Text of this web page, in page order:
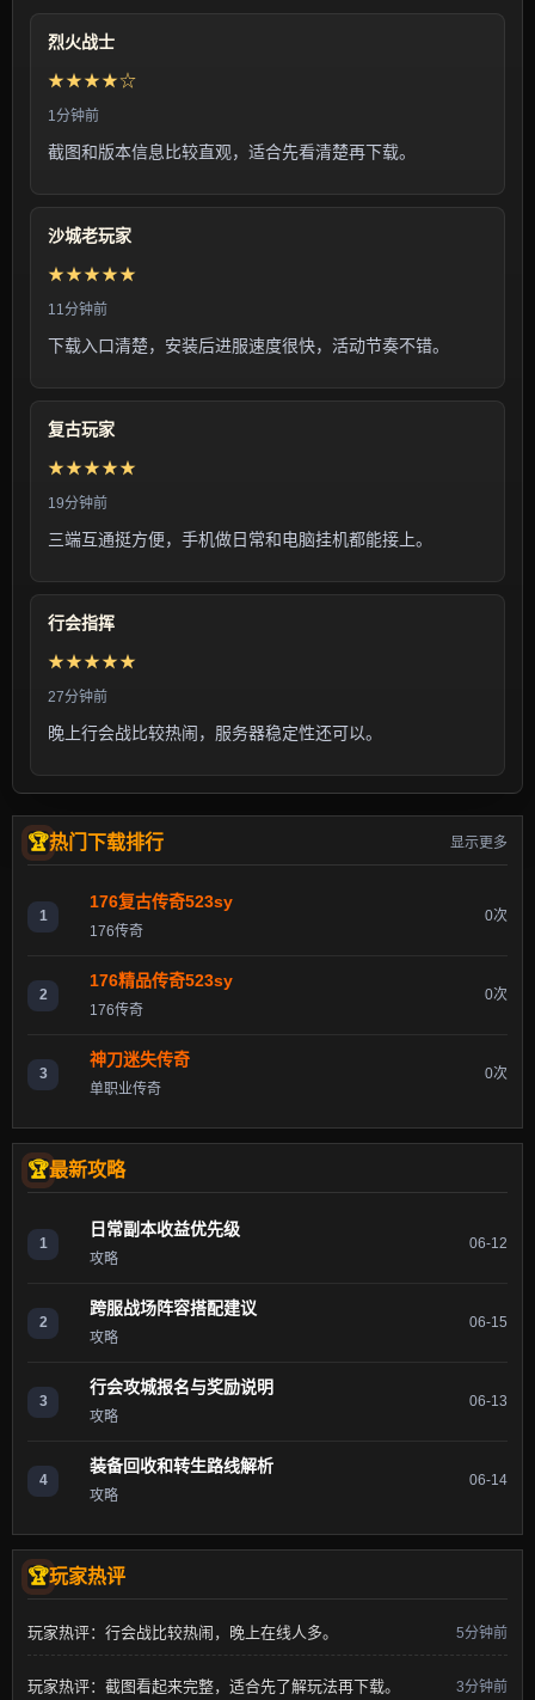
烈火战士
★★★★☆
1分钟前
截图和版本信息比较直观，适合先看清楚再下载。
沙城老玩家
★★★★★
11分钟前
下载入口清楚，安装后进服速度很快，活动节奏不错。
复古玩家
★★★★★
19分钟前
三端互通挺方便，手机做日常和电脑挂机都能接上。
行会指挥
★★★★★
27分钟前
晚上行会战比较热闹，服务器稳定性还可以。
热门下载排行 显示更多
1
176复古传奇523sy
176传奇
0次
2
176精品传奇523sy
176传奇
0次
3
神刀迷失传奇
单职业传奇
0次
最新攻略
1
日常副本收益优先级
攻略
06-12
2
跨服战场阵容搭配建议
攻略
06-15
3
行会攻城报名与奖励说明
攻略
06-13
4
装备回收和转生路线解析
攻略
06-14
玩家热评
玩家热评：行会战比较热闹，晚上在线人多。 5分钟前
玩家热评：截图看起来完整，适合先了解玩法再下载。 3分钟前